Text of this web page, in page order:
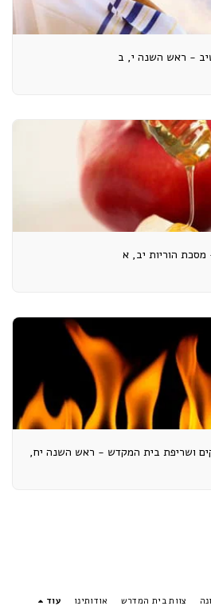
- ראש השנה י, ב
מסכת הוריות יב, א
ושריפת בית המקדש - ראש השנה יח,
צוות בית המדרש אודותינו עוד